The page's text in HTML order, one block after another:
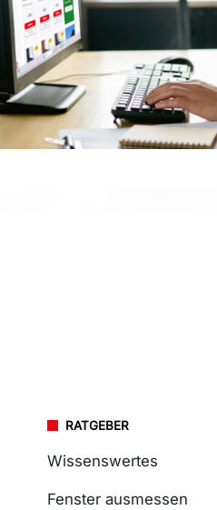
RATGEBER
Wissenswertes
Fenster ausmessen